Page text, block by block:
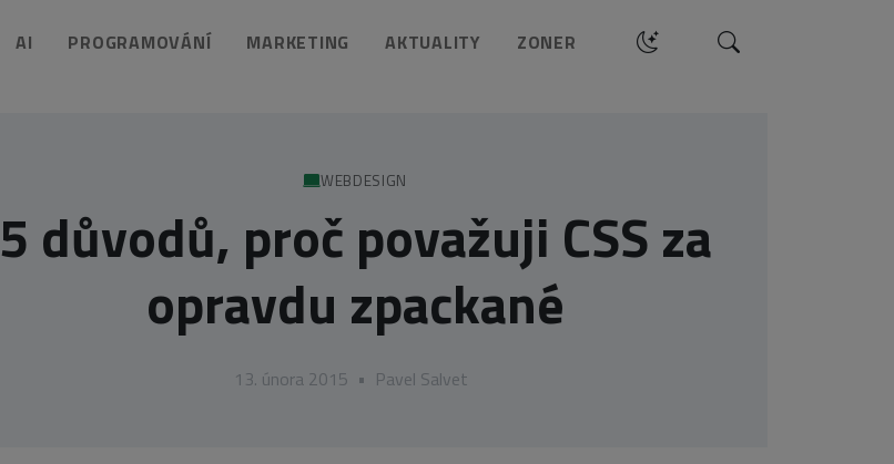
AI PROGRAMOVÁNÍ MARKETING AKTUALITY ZONER Hledat
WEBDESIGN
5 důvodů, proč považuji CSS za
opravdu zpackané
13. února 2015 • Pavel Salvet